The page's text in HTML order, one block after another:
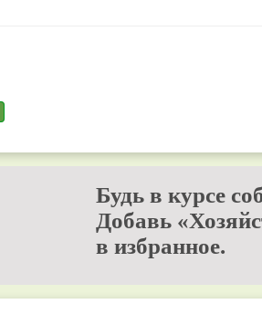
Будь в курсе
Добавь
в избранное.